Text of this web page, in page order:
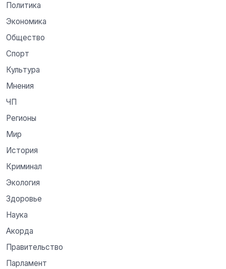
Политика
Экономика
Общество
Спорт
Культура
Мнения
ЧП
Регионы
Мир
История
Криминал
Экология
Здоровье
Наука
Акорда
Правительство
Парламент